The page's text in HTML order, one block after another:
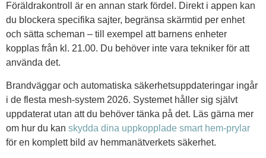
Föräldrakontroll är en annan stark fördel. Direkt i appen kan
du blockera specifika sajter, begränsa skärmtid per enhet
och sätta scheman – till exempel att barnens enheter
kopplas från kl. 21.00. Du behöver inte vara tekniker för att
använda det.
Brandväggar och automatiska säkerhetsuppdateringar ingår
i de flesta mesh-system 2026. Systemet håller sig självt
uppdaterat utan att du behöver tänka på det. Läs gärna mer
om hur du kan skydda dina uppkopplade smart hem-prylar
för en komplett bild av hemmanätverkets säkerhet.